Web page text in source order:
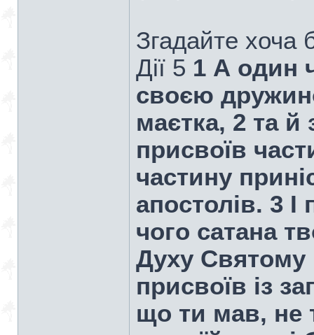
Згадайте хоча
Дiї 5 1 А один
своєю
маєтка, 2 та й
присвоїв
частину
апостолів. 3
чого сатана
Духу Святому
присвоїв із
що ти мав, не